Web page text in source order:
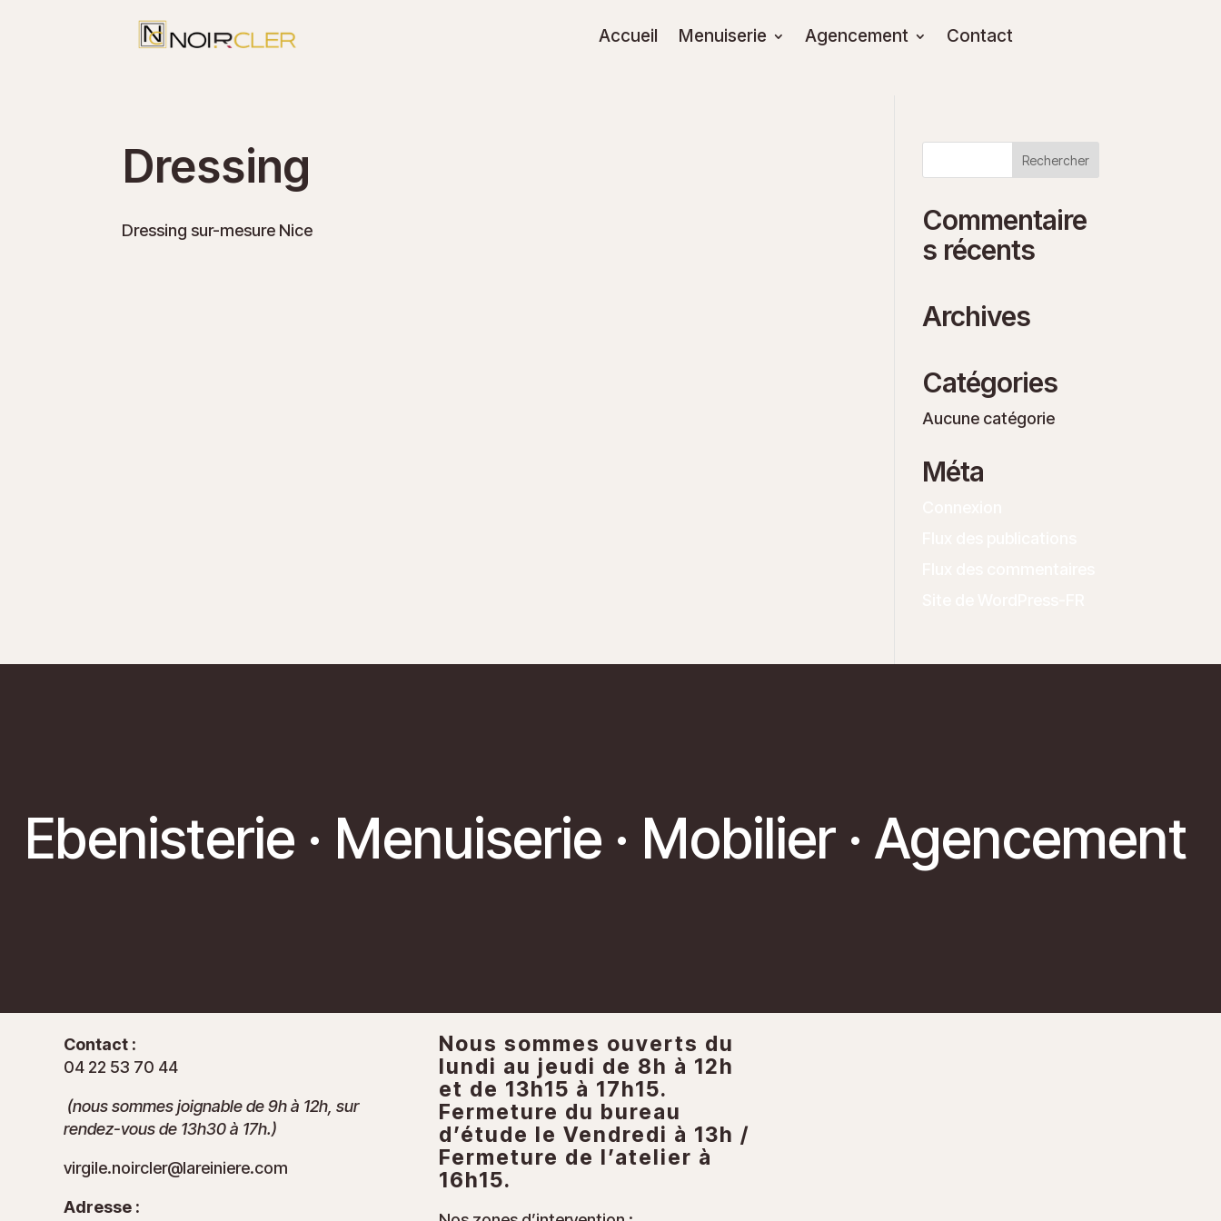
Accueil Menuiserie Agencement Contact
Dressing
Dressing sur-mesure Nice
Commentaire
s récents
Archives
Catégories
Aucune catégorie
Méta
Ebenisterie · Menuiserie · Mobilier · Agencement
Contact :
04 22 53 70 44
(nous sommes joignable de 9h à 12h, sur
rendez-vous de 13h30 à 17h.)
virgile.noircler@lareiniere.com
Adresse :
Nous sommes ouverts du
lundi au jeudi de 8h à 12h
et de 13h15 à 17h15.
Fermeture du bureau
d’étude le Vendredi à 13h /
Fermeture de l’atelier à
16h15.